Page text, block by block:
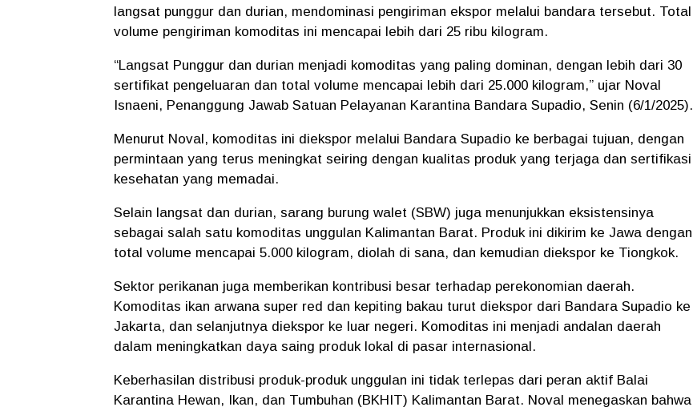
langsat punggur dan durian, mendominasi pengiriman ekspor melalui bandara tersebut. Total
volume pengiriman komoditas ini mencapai lebih dari 25 ribu kilogram.
“Langsat Punggur dan durian menjadi komoditas yang paling dominan, dengan lebih dari 30
sertifikat pengeluaran dan total volume mencapai lebih dari 25.000 kilogram,” ujar Noval
Isnaeni, Penanggung Jawab Satuan Pelayanan Karantina Bandara Supadio, Senin (6/1/2025).
Menurut Noval, komoditas ini diekspor melalui Bandara Supadio ke berbagai tujuan, dengan
permintaan yang terus meningkat seiring dengan kualitas produk yang terjaga dan sertifikasi
kesehatan yang memadai.
Selain langsat dan durian, sarang burung walet (SBW) juga menunjukkan eksistensinya
sebagai salah satu komoditas unggulan Kalimantan Barat. Produk ini dikirim ke Jawa dengan
total volume mencapai 5.000 kilogram, diolah di sana, dan kemudian diekspor ke Tiongkok.
Sektor perikanan juga memberikan kontribusi besar terhadap perekonomian daerah.
Komoditas ikan arwana super red dan kepiting bakau turut diekspor dari Bandara Supadio ke
Jakarta, dan selanjutnya diekspor ke luar negeri. Komoditas ini menjadi andalan daerah
dalam meningkatkan daya saing produk lokal di pasar internasional.
Keberhasilan distribusi produk-produk unggulan ini tidak terlepas dari peran aktif Balai
Karantina Hewan, Ikan, dan Tumbuhan (BKHIT) Kalimantan Barat. Noval menegaskan bahwa